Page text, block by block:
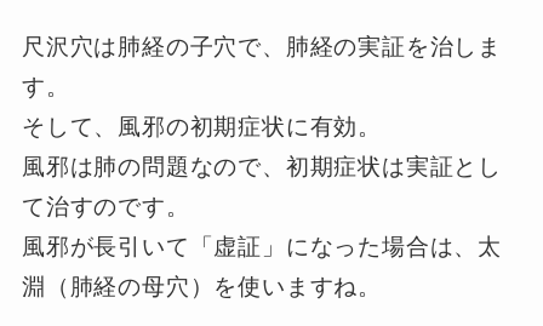
尺沢穴は肺経の子穴で、肺経の実証を治しま
す。
そして、風邪の初期症状に有効。
風邪は肺の問題なので、初期症状は実証とし
て治すのです。
風邪が長引いて「虚証」になった場合は、太
淵（肺経の母穴）を使いますね。